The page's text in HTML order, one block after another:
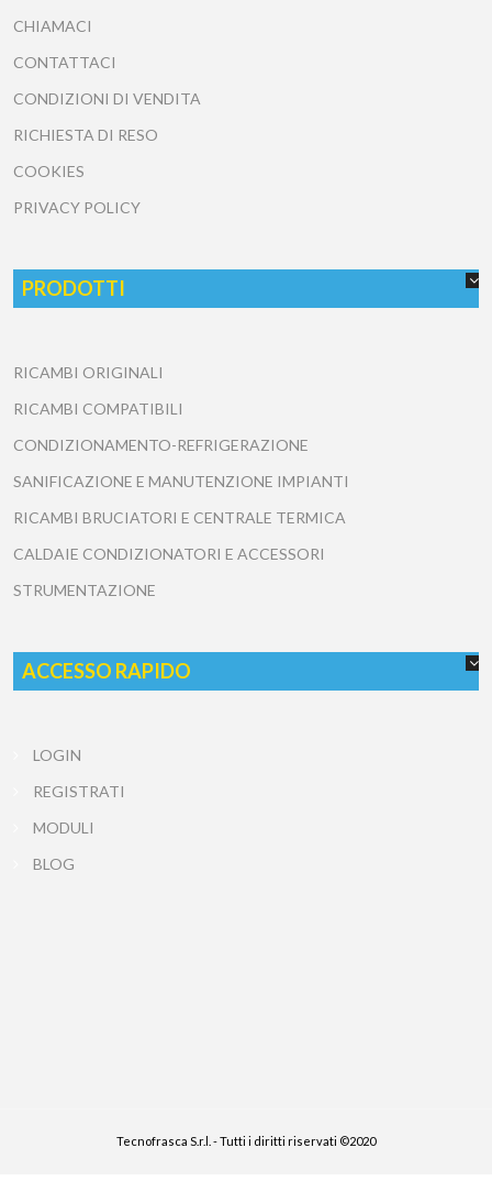
CHIAMACI
CONTATTACI
CONDIZIONI DI VENDITA
RICHIESTA DI RESO
COOKIES
PRIVACY POLICY
PRODOTTI
RICAMBI ORIGINALI
RICAMBI COMPATIBILI
CONDIZIONAMENTO-REFRIGERAZIONE
SANIFICAZIONE E MANUTENZIONE IMPIANTI
RICAMBI BRUCIATORI E CENTRALE TERMICA
CALDAIE CONDIZIONATORI E ACCESSORI
STRUMENTAZIONE
ACCESSO RAPIDO
LOGIN
REGISTRATI
MODULI
BLOG
Tecnofrasca S.r.l. - Tutti i diritti riservati ©2020